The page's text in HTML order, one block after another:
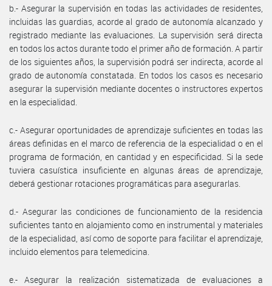
b.- Asegurar la supervisión en todas las actividades de residentes,
incluidas las guardias, acorde al grado de autonomía alcanzado y
registrado mediante las evaluaciones. La supervisión será directa
en todos los actos durante todo el primer año de formación. A partir
de los siguientes años, la supervisión podrá ser indirecta, acorde al
grado de autonomía constatada. En todos los casos es necesario
asegurar la supervisión mediante docentes o instructores expertos
en la especialidad.
c.- Asegurar oportunidades de aprendizaje suficientes en todas las
áreas definidas en el marco de referencia de la especialidad o en el
programa de formación, en cantidad y en especificidad. Si la sede
tuviera casuística insuficiente en algunas áreas de aprendizaje,
deberá gestionar rotaciones programáticas para asegurarlas.
d.- Asegurar las condiciones de funcionamiento de la residencia
suficientes tanto en alojamiento como en instrumental y materiales
de la especialidad, así como de soporte para facilitar el aprendizaje,
incluido elementos para telemedicina.
e.- Asegurar la realización sistematizada de evaluaciones a